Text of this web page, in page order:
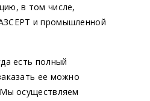
в том числе,
и промышленной
есть полный
ее можно
осуществляем